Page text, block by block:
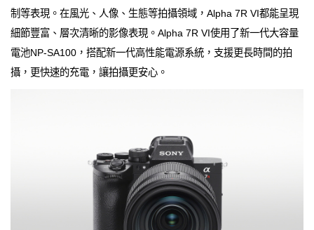
制等表現。在風光、人像、生態等拍攝領域，Alpha 7R VI都能呈現
細節豐富、層次清晰的影像表現。Alpha 7R VI使用了新一代大容量
電池NP-SA100，搭配新一代高性能電源系統，支援更長時間的拍
攝，更快速的充電，讓拍攝更安心。